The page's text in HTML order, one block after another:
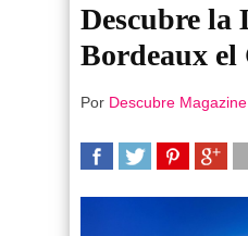
Descubre la
Bordeaux el
Por Descubre Magazine